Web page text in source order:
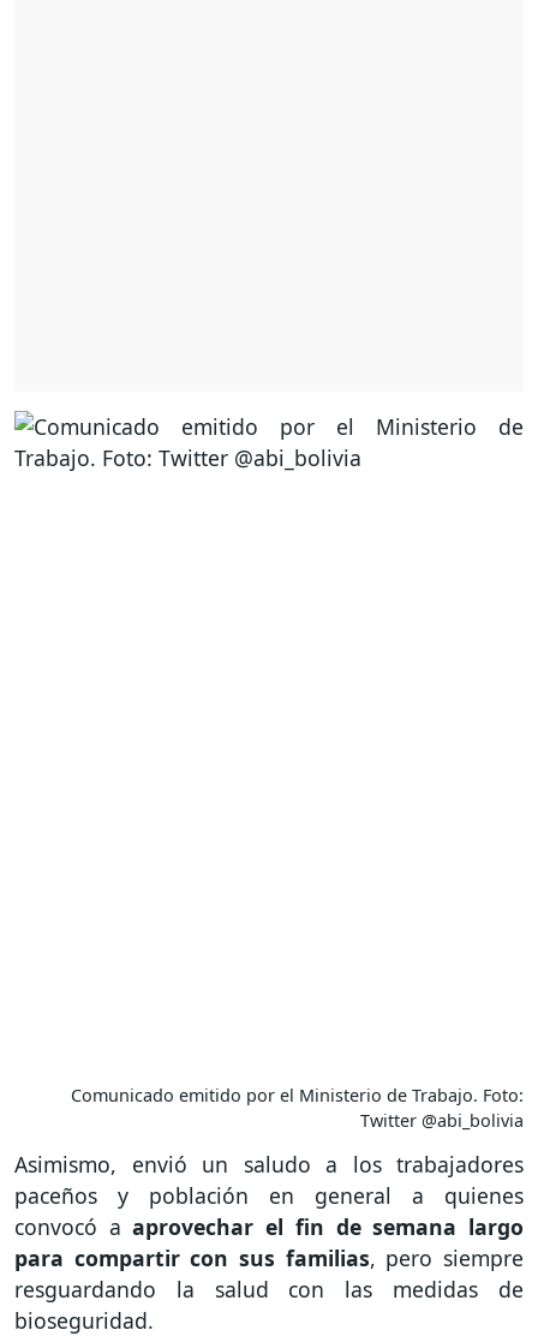
Comunicado emitido por el Ministerio de Trabajo. Foto:
Twitter @abi_bolivia
Asimismo, envió un saludo a los trabajadores
paceños y población en general a quienes
convocó aaprovechar el fin de semana largo
para compartir con sus familias, pero siempre
resguardando la salud con las medidas de
bioseguridad.